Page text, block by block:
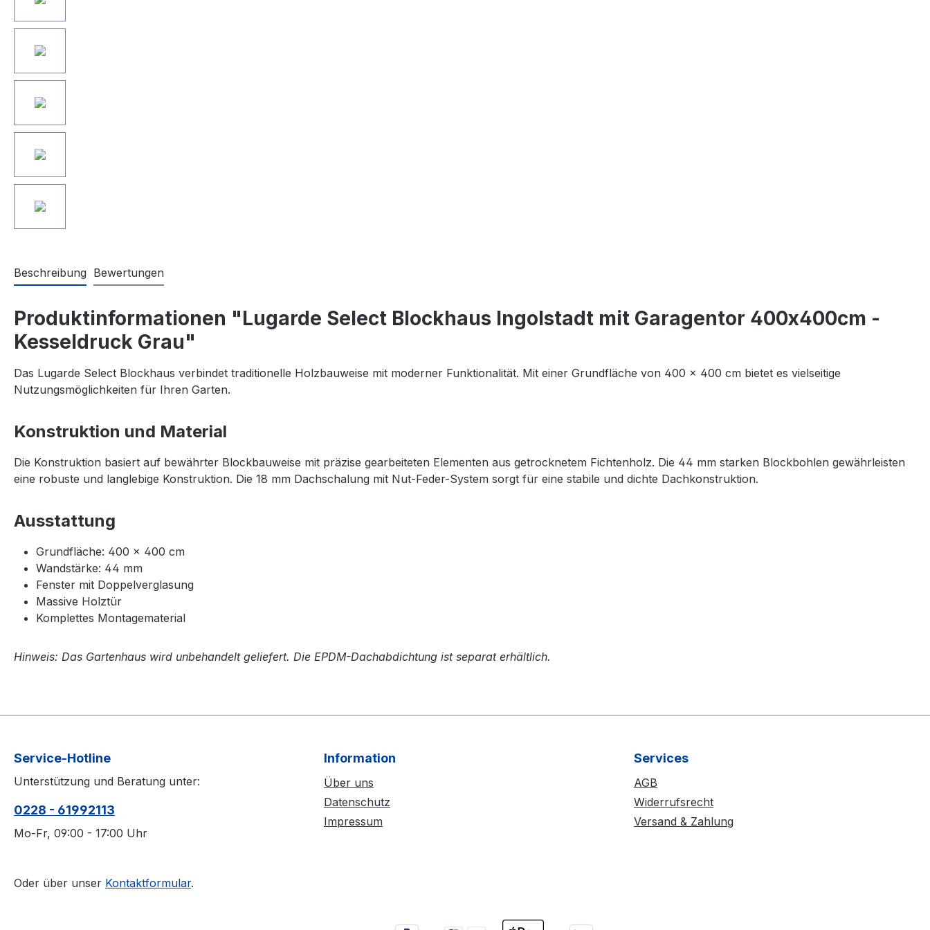
Beschreibung Bewertungen
Produktinformationen "Lugarde Select Blockhaus Ingolstadt mit Garagentor 400x400cm -
Kesseldruck Grau"
Das Lugarde Select Blockhaus verbindet traditionelle Holzbauweise mit moderner Funktionalität. Mit einer Grundfläche von 400 × 400 cm bietet es vielseitige
Nutzungsmöglichkeiten für Ihren Garten.
Konstruktion und Material
Die Konstruktion basiert auf bewährter Blockbauweise mit präzise gearbeiteten Elementen aus getrocknetem Fichtenholz. Die 44 mm starken Blockbohlen gewährleisten
eine robuste und langlebige Konstruktion. Die 18 mm Dachschalung mit Nut-Feder-System sorgt für eine stabile und dichte Dachkonstruktion.
Ausstattung
Grundfläche: 400 × 400 cm
Wandstärke: 44 mm
Fenster mit Doppelverglasung
Massive Holztür
Komplettes Montagematerial
Hinweis: Das Gartenhaus wird unbehandelt geliefert. Die EPDM-Dachabdichtung ist separat erhältlich.
Service-Hotline
Unterstützung und Beratung unter:
0228 - 61992113
Mo-Fr, 09:00 - 17:00 Uhr
Oder über unser Kontaktformular.
Information
Über uns
Datenschutz
Impressum
Services
AGB
Widerrufsrecht
Versand & Zahlung